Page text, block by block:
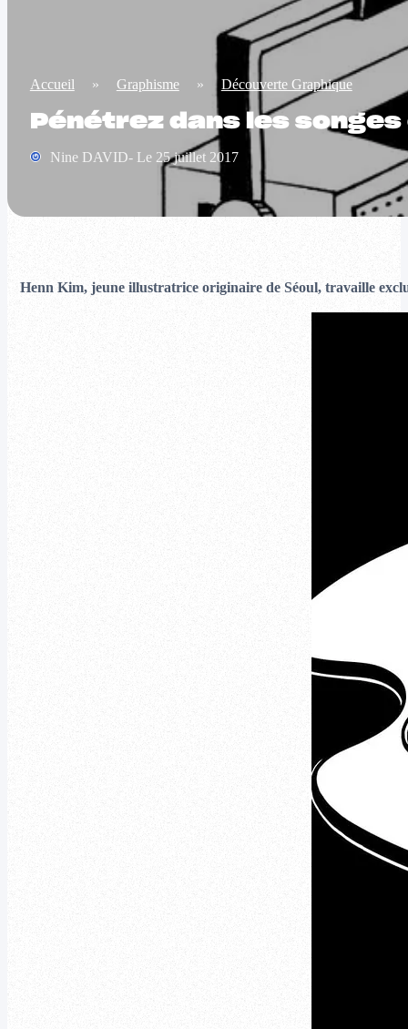
Accueil » Graphisme » Découverte Graphique
Pénétrez dans les songes
Nine DAVID- Le 25 juillet 2017
Henn Kim, jeune illustratrice originaire de Séoul, travaille